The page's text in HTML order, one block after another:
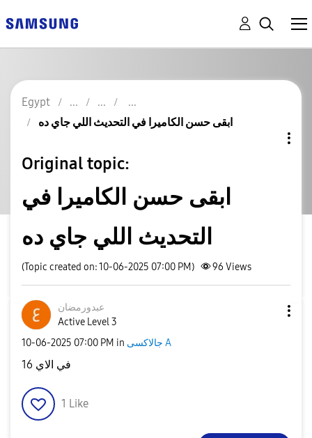
Egypt
ابقى حسن الكاميرا في التحديث اللي جاي ده
Original topic:
ابقى حسن الكاميرا في
التحديث اللي جاي ده
(Topic created on: 10-06-2025 07:00 PM) 96 Views
عبدورمضان
Active Level 3
‎10-06-2025 07:00 PM in جالاكسى A
في الاي 16
1 Like